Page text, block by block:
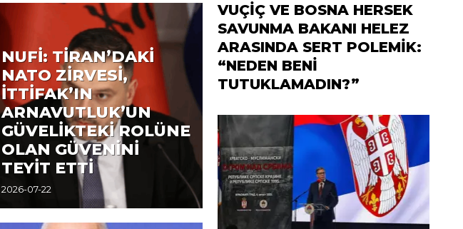
NUFİ: TİRAN’DAKİ
NATO ZİRVESİ,
İTTİFAK’IN
ARNAVUTLUK’UN
GÜVELİKTEKİ ROLÜNE
OLAN GÜVENİNİ
TEYİT ETTİ
2026-07-22
VUÇİÇ VE BOSNA HERSEK
SAVUNMA BAKANI HELEZ
ARASINDA SERT POLEMİK:
“NEDEN BENİ
TUTUKLAMADIN?”